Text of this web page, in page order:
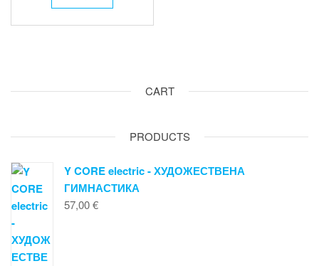
has
multiple
chosen
the
product
CART
PRODUCTS
Y CORE electric - ХУДОЖЕСТВЕНА
ГИМНАСТИКА
57,00€